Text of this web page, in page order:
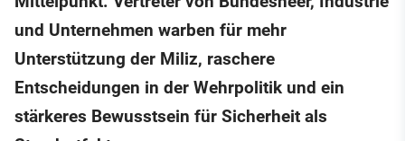
und Unternehmen warben für mehr
Unterstützung der Miliz, raschere
Entscheidungen in der Wehrpolitik und ein
stärkeres Bewusstsein für Sicherheit als